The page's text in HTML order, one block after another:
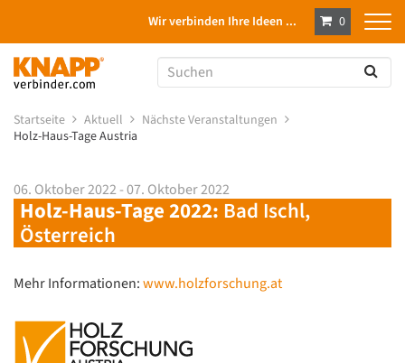
Wir verbinden Ihre Ideen ... 0
Startseite Aktuell
Nächste Veranstaltungen
Holz-Haus-Tage Austria
06. Oktober 2022 - 07. Oktober 2022
Holz-Haus-Tage 2022: Bad Ischl,
Österreich
Mehr Informationen:www.holzforschung.at